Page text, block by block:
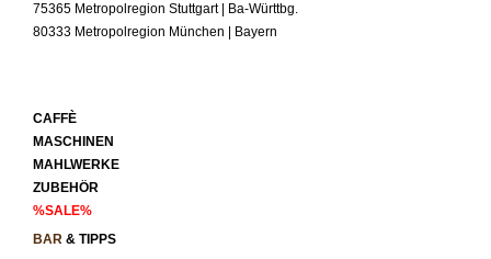
75365 Metropolregion Stuttgart | Ba-Württbg.
80333 Metropolregion München | Bayern
CAFFÈ
MASCHINEN
MAHLWERKE
ZUBEHÖR
%SALE%
BAR & TIPPS